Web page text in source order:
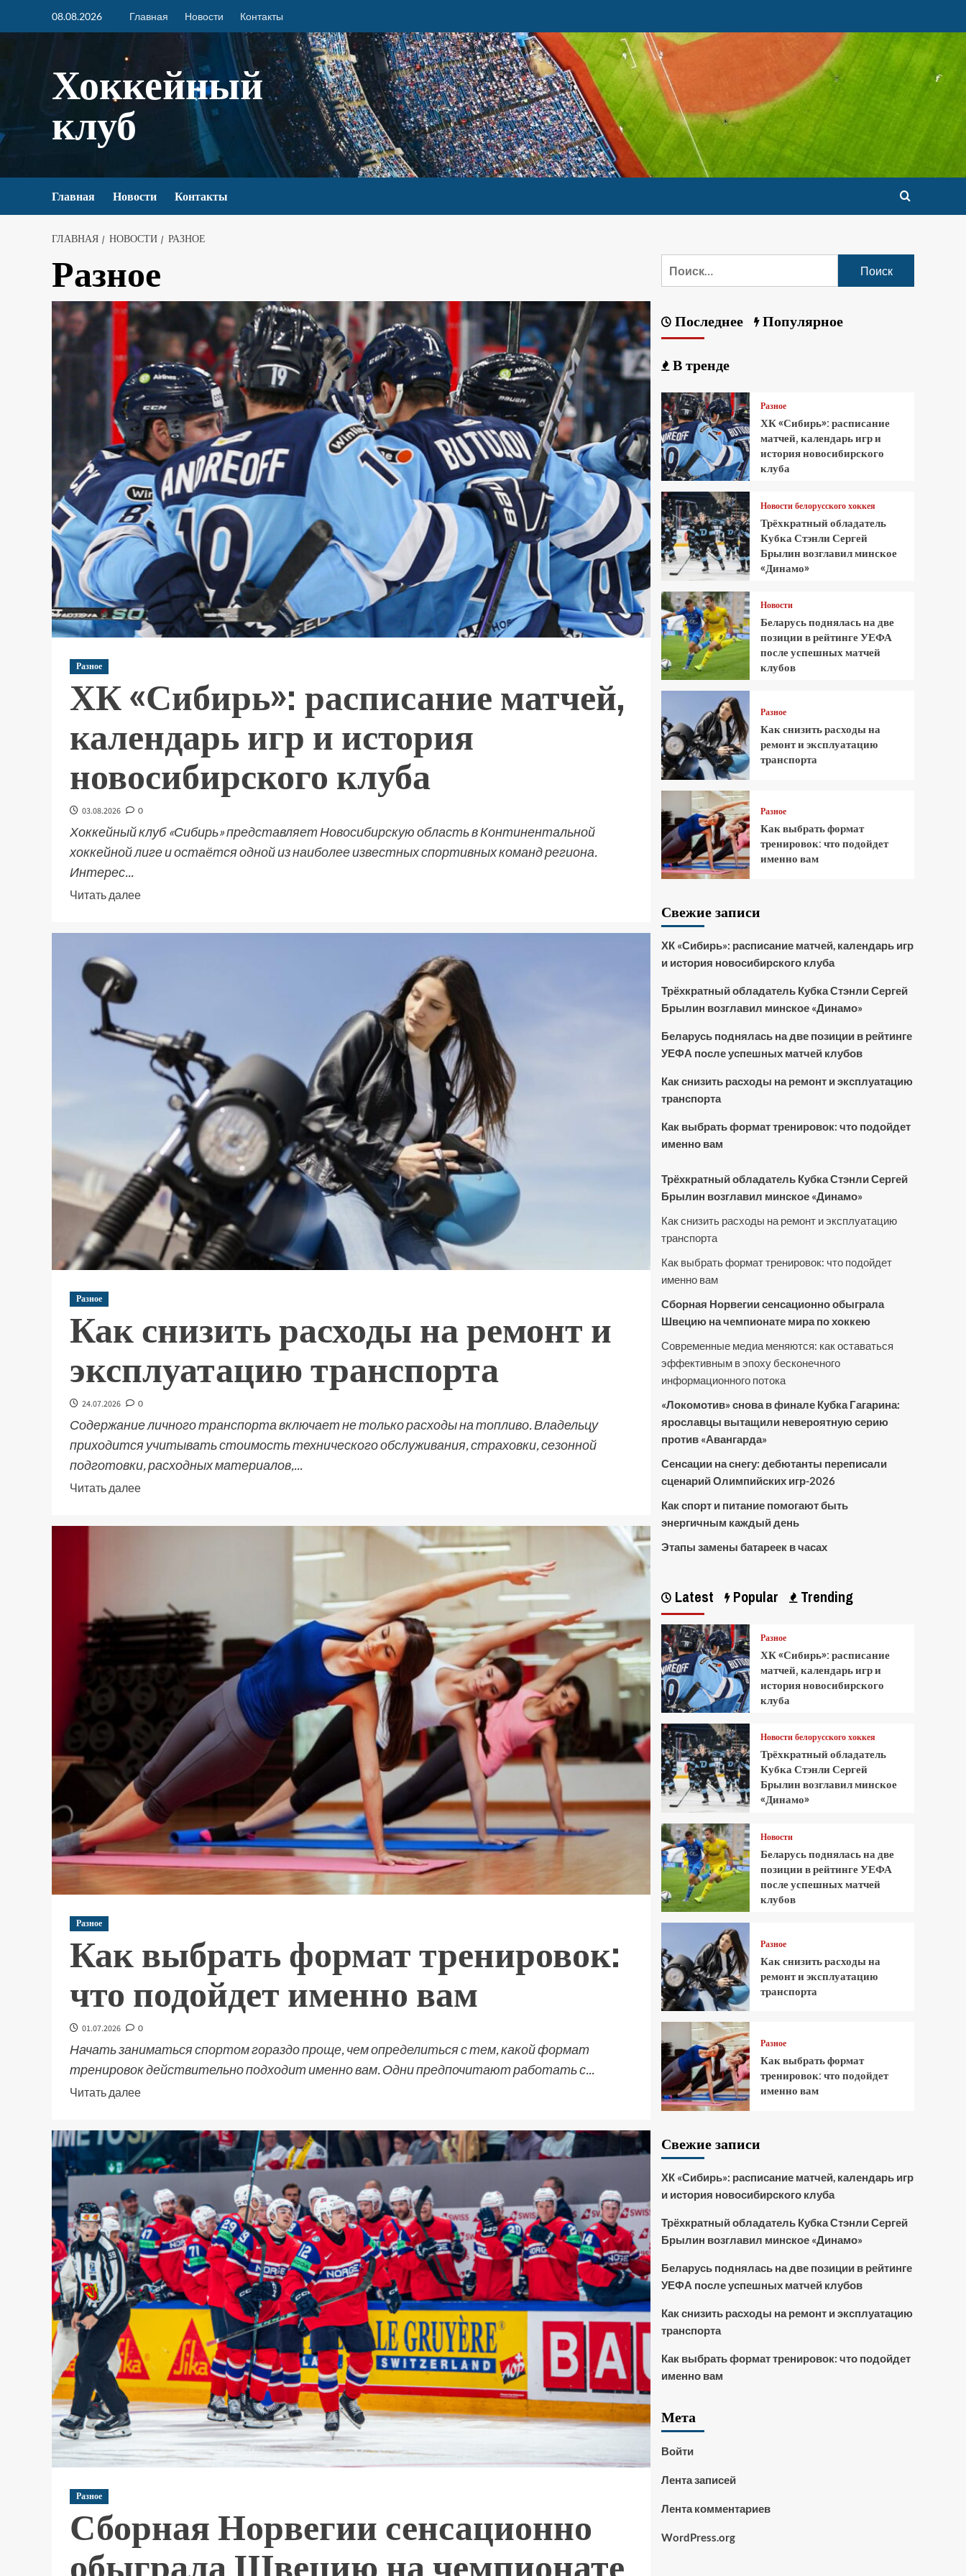
08.08.2026 Главная Новости Контакты
Хоккейный
клуб
Главная Новости Контакты
ГЛАВНАЯ НОВОСТИ РАЗНОЕ
Разное
Разное
ХК «Сибирь»: расписание матчей,
календарь игр и история
новосибирского клуба
03.08.2026 0
Хоккейный клуб «Сибирь» представляет Новосибирскую область в Континентальной
хоккейной лиге и остаётся одной из наиболее известных спортивных команд региона.
Интерес...
Читать далее
Разное
Как снизить расходы на ремонт и
эксплуатацию транспорта
24.07.2026 0
Содержание личного транспорта включает не только расходы на топливо. Владельцу
приходится учитывать стоимость технического обслуживания, страховки, сезонной
подготовки, расходных материалов,...
Читать далее
Разное
Как выбрать формат тренировок:
что подойдет именно вам
01.07.2026 0
Начать заниматься спортом гораздо проще, чем определиться с тем, какой формат
тренировок действительно подходит именно вам. Одни предпочитают работать с...
Читать далее
Разное
Сборная Норвегии сенсационно
Последнее Популярное
В тренде
Разное
ХК «Сибирь»: расписание
матчей, календарь игр и
история новосибирского
клуба
Новости белорусского хоккея
Трёхкратный обладатель
Кубка Стэнли Сергей
Брылин возглавил минское
«Динамо»
Новости
Беларусь поднялась на две
позиции в рейтинге УЕФА
после успешных матчей
клубов
Разное
Как снизить расходы на
ремонт и эксплуатацию
транспорта
Разное
Как выбрать формат
тренировок: что подойдет
именно вам
Свежие записи
ХК «Сибирь»: расписание матчей, календарь игр
и история новосибирского клуба
Трёхкратный обладатель Кубка Стэнли Сергей
Брылин возглавил минское «Динамо»
Беларусь поднялась на две позиции в рейтинге
УЕФА после успешных матчей клубов
Как снизить расходы на ремонт и эксплуатацию
транспорта
Как выбрать формат тренировок: что подойдет
именно вам
Трёхкратный обладатель Кубка Стэнли Сергей
Брылин возглавил минское «Динамо»
Как снизить расходы на ремонт и эксплуатацию
транспорта
Как выбрать формат тренировок: что подойдет
именно вам
Сборная Норвегии сенсационно обыграла
Швецию на чемпионате мира по хоккею
Современные медиа меняются: как оставаться
эффективным в эпоху бесконечного
информационного потока
«Локомотив» снова в финале Кубка Гагарина:
ярославцы вытащили невероятную серию
против «Авангарда»
Сенсации на снегу: дебютанты переписали
сценарий Олимпийских игр-2026
Как спорт и питание помогают быть
энергичным каждый день
Этапы замены батареек в часах
Latest Popular Trending
Разное
ХК «Сибирь»: расписание
матчей, календарь игр и
история новосибирского
клуба
Новости белорусского хоккея
Трёхкратный обладатель
Кубка Стэнли Сергей
Брылин возглавил минское
«Динамо»
Новости
Беларусь поднялась на две
позиции в рейтинге УЕФА
после успешных матчей
клубов
Разное
Как снизить расходы на
ремонт и эксплуатацию
транспорта
Разное
Как выбрать формат
тренировок: что подойдет
именно вам
Свежие записи
ХК «Сибирь»: расписание матчей, календарь игр
и история новосибирского клуба
Трёхкратный обладатель Кубка Стэнли Сергей
Брылин возглавил минское «Динамо»
Беларусь поднялась на две позиции в рейтинге
УЕФА после успешных матчей клубов
Как снизить расходы на ремонт и эксплуатацию
транспорта
Как выбрать формат тренировок: что подойдет
именно вам
Мета
Войти
Лента записей
Лента комментариев
WordPress.org